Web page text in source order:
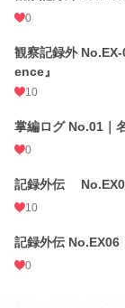
0
観察記録外
ence』
10
掌編ログ No.01｜
0
記録外伝
10
記録外伝
0